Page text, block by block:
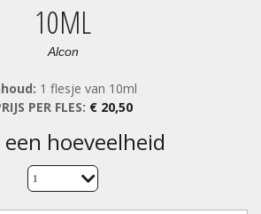
10ML
Alcon
1 flesje van 10ml
PER FLES: € 20,50
een hoeveelheid
1